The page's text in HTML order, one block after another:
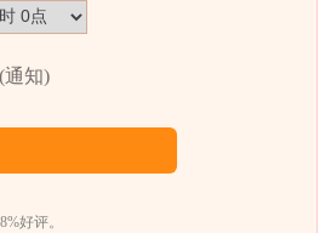
，喜怒无常，虚荣心重，心直口快，
(通知)
好评。